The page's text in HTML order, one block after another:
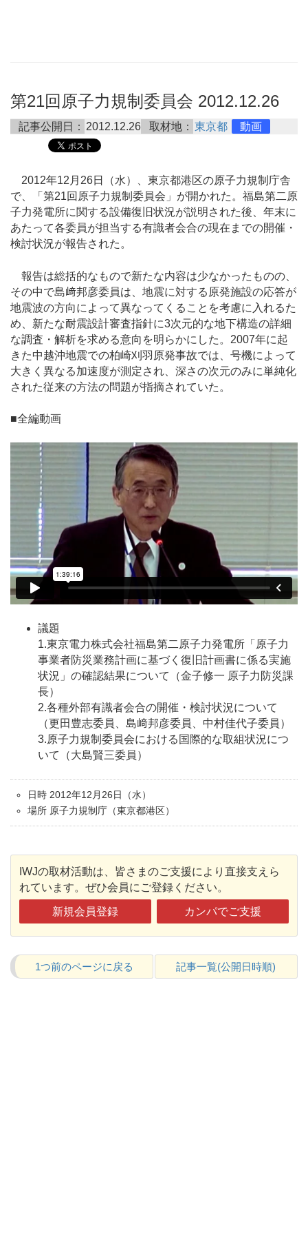
第21回原子力規制委員会 2012.12.26
記事公開日： 2012.12.26 取材地： 東京都 動画
2012年12月26日（水）、東京都港区の原子力規制庁舎
で、「第21回原子力規制委員会」が開かれた。福島第二原
子力発電所に関する設備復旧状況が説明された後、年末に
あたって各委員が担当する有識者会合の現在までの開催・
検討状況が報告された。
報告は総括的なもので新たな内容は少なかったものの、
その中で島﨑邦彦委員は、地震に対する原発施設の応答が
地震波の方向によって異なってくることを考慮に入れるた
め、新たな耐震設計審査指針に3次元的な地下構造の詳細
な調査・解析を求める意向を明らかにした。2007年に起
きた中越沖地震での柏崎刈羽原発事故では、号機によって
大きく異なる加速度が測定され、深さの次元のみに単純化
された従来の方法の問題が指摘されていた。
■全編動画
議題
1.東京電力株式会社福島第二原子力発電所「原子力
事業者防災業務計画に基づく復旧計画書に係る実施
状況」の確認結果について（金子修一 原子力防災課
長）
2.各種外部有識者会合の開催・検討状況について
（更田豊志委員、島﨑邦彦委員、中村佳代子委員）
3.原子力規制委員会における国際的な取組状況につ
いて（大島賢三委員）
日時 2012年12月26日（水）
場所 原子力規制庁（東京都港区）
IWJの取材活動は、皆さまのご支援により直接支えら
れています。ぜひ会員にご登録ください。
新規会員登録 カンパでご支援
1つ前のページに戻る 記事一覧(公開日時順)